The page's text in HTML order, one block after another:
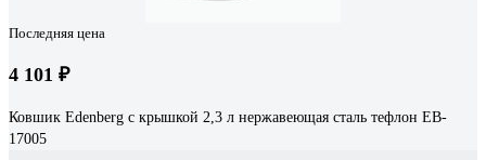
Последняя цена
4 101 ₽
Ковшик Edenberg с крышкой 2,3 л нержавеющая сталь тефлон EB-
17005